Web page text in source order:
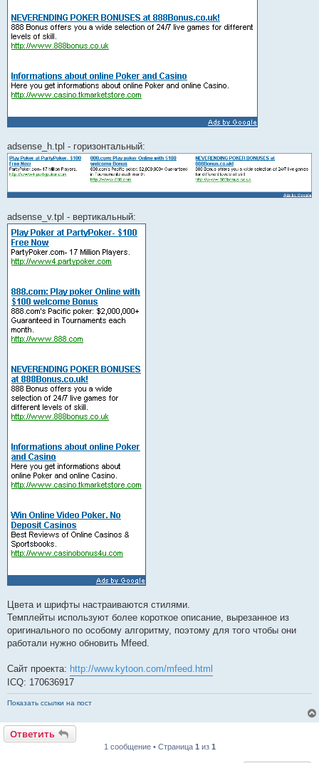
adsense_h.tpl - горизонтальный:
adsense_v.tpl - вертикальный:
Цвета и шрифты настраиваются стилями.
Темплейты используют более короткое описание, вырезанное из
оригинального по особому алгоритму, поэтому для того чтобы они
работали нужно обновить Mfeed.
Сайт проекта: http://www.kytoon.com/mfeed.html
ICQ: 170636917
Показать ссылки на пост
Ответить
1 сообщение • Страница 1 из 1